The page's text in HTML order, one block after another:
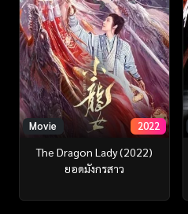
Movie 2022
The Dragon Lady (2022)
ยอดมังกรสาว